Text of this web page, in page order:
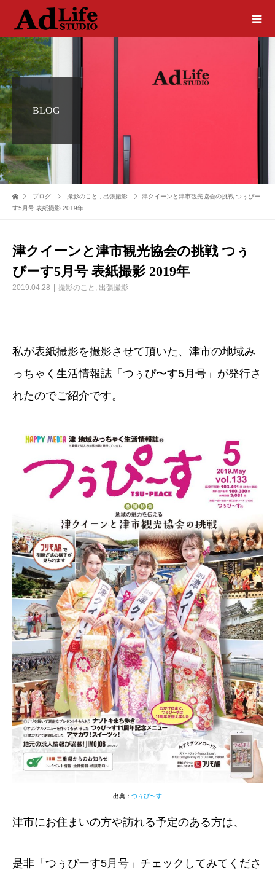
BLOG
ブログ 撮影のこと 出張撮影
津クイーンと津市観光協会の挑戦 つぅぴー
す5月号 表紙撮影 2019年
津クイーンと津市観光協会の挑戦 つぅ
ぴーす5月号 表紙撮影 2019年
2019.04.28 撮影のこと , 出張撮影
私が表紙撮影を撮影させて頂いた、津市の地域み
っちゃく生活情報誌「つぅぴ〜す5月号」が発行さ
れたのでご紹介です。
出典： つぅぴ〜す
津市にお住まいの方や訪れる予定のある方は、
是非「つぅぴーす5月号」チェックしてみてくださ